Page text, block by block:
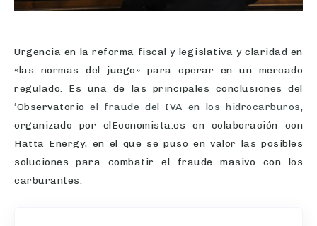
Urgencia en la reforma fiscal y legislativa y claridad en
«las normas del juego» para operar en un mercado
regulado. Es una de las principales conclusiones del
‘Observatorioel fraude del IVA en los hidrocarburos,
organizado por elEconomista.es en colaboración con
Hatta Energy, en el que se puso en valor las posibles
soluciones para combatir el fraude masivo con los
carburantes.